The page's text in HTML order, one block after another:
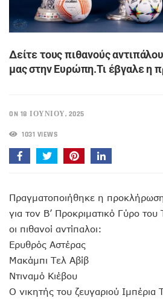
Δείτε τους πιθανούς
μας στην Ευρώπη.Τι έβγαλε η
ON 18 ΙΟΥΝΊΟΥ, 2025
1031 VIEWS
Πραγματοποιήθηκε η
για τον Β’ Προκριματικό Γύρο του
οι πιθανοί αντίπαλοι:
Ερυθρός Αστέρας
Μακάμπι Τελ Αβίβ
Ντιναμό Κιέβου
Ο νικητής του ζευγαριού Ιμπέρια